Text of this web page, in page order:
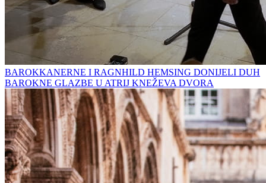
BAROKKANERNE I RAGNHILD HEMSING DONIJELI DUH
BAROKNE GLAZBE U ATRIJ KNEŽEVA DVORA